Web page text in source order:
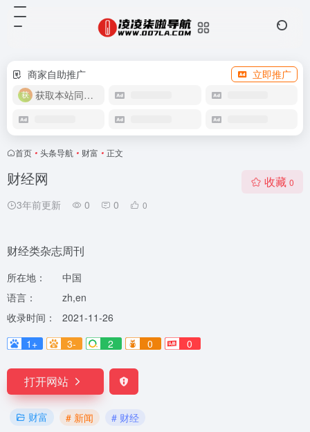
商家自助推广
立即推广
获取本站同款主题
首页 • 头条导航 • 财富 • 正文
财经网
3年前更新 0 0 0
收藏 0
财经类杂志周刊
所在地：
中国
语言：
zh,en
收录时间：
2021-11-26
1+
3- 2 0 0
打开网站
财富 # 新闻 # 财经